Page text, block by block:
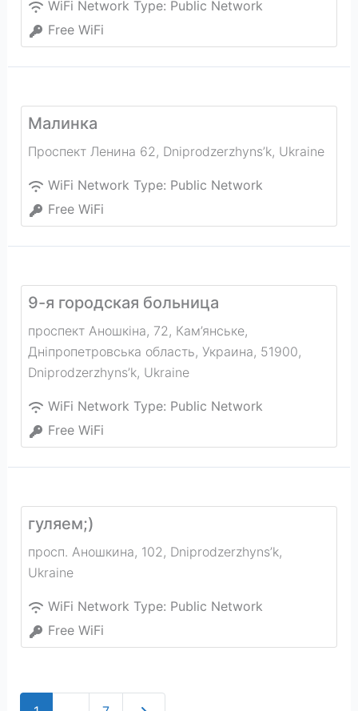
WiFi Network Type: Public Network
Free WiFi
Малинка
Проспект Ленина 62, Dniprodzerzhyns’k, Ukraine
WiFi Network Type: Public Network
Free WiFi
9-я городская больница
проспект Аношкіна, 72, Кам’янське,
Дніпропетровська область, Украина, 51900,
Dniprodzerzhyns’k, Ukraine
WiFi Network Type: Public Network
Free WiFi
гуляем;)
просп. Аношкина, 102, Dniprodzerzhyns’k,
Ukraine
WiFi Network Type: Public Network
Free WiFi